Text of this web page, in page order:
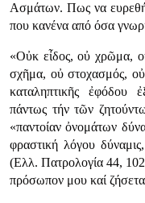
Ασμάτων. Πως να
που κανένα από όσα
«Οὐκ εἶδος, οὐ χρῶμα,
σχῆμα, οὐ στοχασμός,
καταληπτικῆς ἐφόδου
πάντως τήν τῶν
«παντοίαν ὀνομάτων
φραστική λόγου
(Ελλ. Πατρολογία 44,
πρόσωπον μου καί